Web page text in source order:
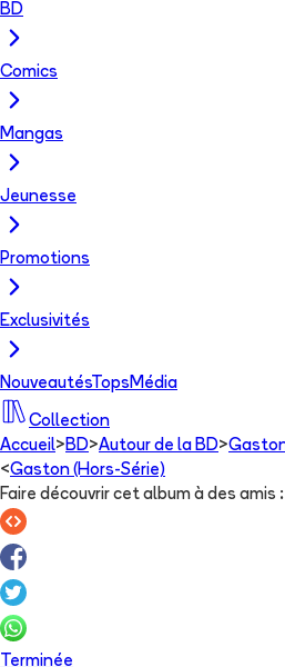
BD
Comics
Mangas
Jeunesse
Promotions
Exclusivités
NouveautésTops Média
Collection
Accueil> BD>Autour de la BD>
<Gaston (Hors-Série)
Faire découvrir cet album à des amis :
Terminée